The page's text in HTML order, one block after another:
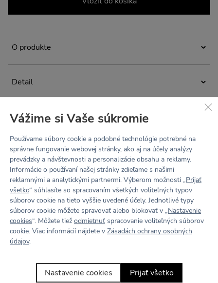
O produkte
Športové kraťasy vychádzajúce z nášho bestselleruLOTTIE.
každej postave. Dĺžka šortiek mierne nad kolená robí
z tohto kúsku ideálneho parťáka, ktorý s vami bude držať
skombinovať spodprsenkou BETTY, až po večerné
stretnutie s kamarátmi, kedy k outfitu stačí pridať mikinu
SARA
Detail
vysoký pás
ploché švy
vnútorná dĺžka kroku 24,3 cm
Tabuľka veľkostí
Materiál
BODY Zloženie: 80 % polyamid, 20 % elastan
príjemný na dotyk
zvýšená podpora a mierna kompresia
hustá väzba zabraňujúca presvitaniu
4-Way Stretch– elastický vo všetkých smeroch
Wicking finish– rýchloschnúca technológia odvádza pot,
zanecháva telo suché a v pohodlí bez lepivého pocitu
Údržba a starostlivosť
Prať na 30 °C. Nebieliť. Nesušiť v bubnovej sušičke.
Nežehliť. Chemicky nečistiť. Pre zachovanie funkčnosti
odevu nepoužívať aviváž.
Recenzie
Buď prvý
Napísať recenziu
Vážime si Vaše súkromie
Používame súbory cookie a podobné technológie potrebné na
správne fungovanie webovej stránky, ako aj na účely analýzy
prevádzky a návštevnosti a personalizácie obsahu a reklamy.
Informácie o používaní našej stránky zdieľame s našimi
reklamnými a analytickými partnermi. Výberom možnosti „Prijať
všetko“ súhlasíte so spracovaním všetkých voliteľných typov
súborov cookie na tieto vyššie uvedené účely. Jednotlivé typy
súborov cookie môžete spravovať alebo blokovať v „Nastavenie
cookies“. Môžete tiež odmietnuť spracovanie voliteľných súborov
cookie. Viac informácií nájdete v Zásadách ochrany osobných
údajov.
Nastavenie cookies Prijať všetko